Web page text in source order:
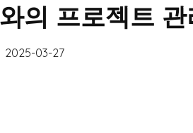
의 프로젝트
2025-03-27